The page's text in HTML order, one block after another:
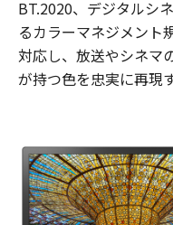
BT.2020、デジタルシ
るカラーマネジメント
対応し、放送やシネマ
が持つ色を忠実に再現